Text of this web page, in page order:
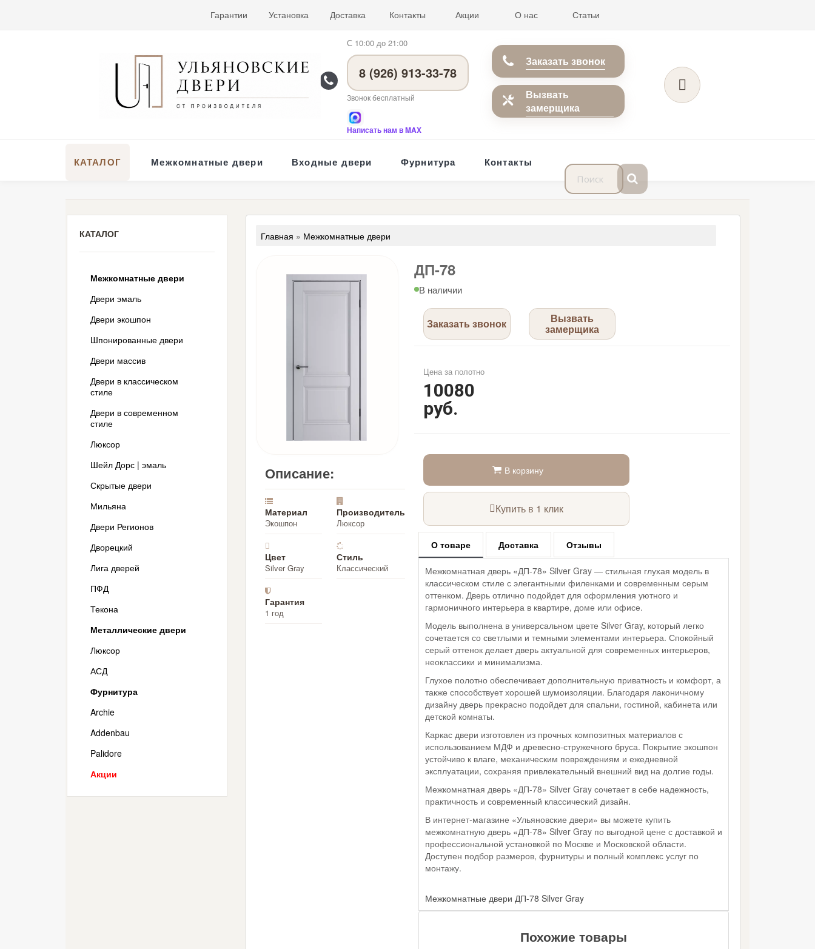
Гарантии Установка Доставка Контакты Акции О нас Статьи
С 10:00 до 21:00
8 (926) 913-33-78
Звонок бесплатный
Написать нам в MAX
Заказать звонок
Вызвать
замерщика
КАТАЛОГ Межкомнатные двери Входные двери Фурнитура Контакты
КАТАЛОГ
Межкомнатные двери
Двери эмаль
Двери экошпон
Шпонированные двери
Двери массив
Двери в классическом
стиле
Двери в современном
стиле
Люксор
Шейл Дорс | эмаль
Скрытые двери
Мильяна
Двери Регионов
Дворецкий
Лига дверей
ПФД
Текона
Металлические двери
Люксор
АСД
Фурнитура
Archie
Addenbau
Palidore
Акции
Главная » Межкомнатные двери
Описание:
Материал
Экошпон
Производитель
Люксор
Цвет
Silver Gray
Стиль
Классический
Гарантия
1 год
ДП-78
В наличии
Заказать звонок Вызвать
замерщика
Цена за полотно
10080
руб.
В корзину
Купить в 1 клик
О товаре Доставка Отзывы
Межкомнатная дверь «ДП-78» Silver Gray — стильная глухая модель в
классическом стиле с элегантными филенками и современным серым
оттенком. Дверь отлично подойдет для оформления уютного и
гармоничного интерьера в квартире, доме или офисе.
Модель выполнена в универсальном цвете Silver Gray, который легко
сочетается со светлыми и темными элементами интерьера. Спокойный
серый оттенок делает дверь актуальной для современных интерьеров,
неоклассики и минимализма.
Глухое полотно обеспечивает дополнительную приватность и комфорт, а
также способствует хорошей шумоизоляции. Благодаря лаконичному
дизайну дверь прекрасно подойдет для спальни, гостиной, кабинета или
детской комнаты.
Каркас двери изготовлен из прочных композитных материалов с
использованием МДФ и древесно-стружечного бруса. Покрытие экошпон
устойчиво к влаге, механическим повреждениям и ежедневной
эксплуатации, сохраняя привлекательный внешний вид на долгие годы.
Межкомнатная дверь «ДП-78» Silver Gray сочетает в себе надежность,
практичность и современный классический дизайн.
В интернет-магазине «Ульяновские двери» вы можете купить
межкомнатную дверь «ДП-78» Silver Gray по выгодной цене с доставкой и
профессиональной установкой по Москве и Московской области.
Доступен подбор размеров, фурнитуры и полный комплекс услуг по
монтажу.
Межкомнатные двери ДП-78 Silver Gray
Похожие товары